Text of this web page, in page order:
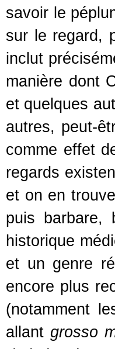
savoir le
sur le regard,
inclut
manière dont
et quelques
autres, peut-
comme effet
regards
et on en
puis barbare,
historique
et un genre
encore plus
(notamment
allant grosso